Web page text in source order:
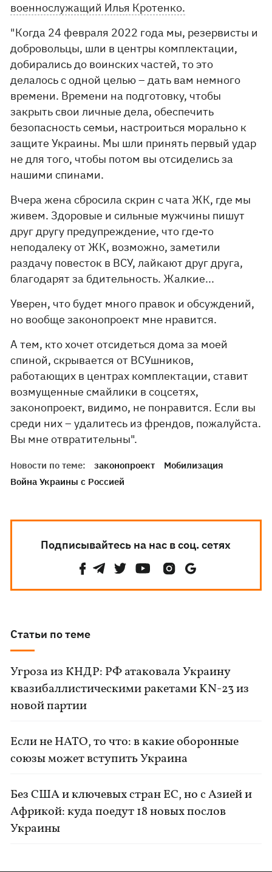
военнослужащий Илья Кротенко.
"Когда 24 февраля 2022 года мы, резервисты и
добровольцы, шли в центры комплектации,
добирались до воинских частей, то это
делалось с одной целью – дать вам немного
времени. Времени на подготовку, чтобы
закрыть свои личные дела, обеспечить
безопасность семьи, настроиться морально к
защите Украины. Мы шли принять первый удар
не для того, чтобы потом вы отсиделись за
нашими спинами.
Вчера жена сбросила скрин с чата ЖК, где мы
живем. Здоровые и сильные мужчины пишут
друг другу предупреждение, что где-то
неподалеку от ЖК, возможно, заметили
раздачу повесток в ВСУ, лайкают друг друга,
благодарят за бдительность. Жалкие...
Уверен, что будет много правок и обсуждений,
но вообще законопроект мне нравится.
А тем, кто хочет отсидеться дома за моей
спиной, скрывается от ВСУшников,
работающих в центрах комплектации, ставит
возмущенные смайлики в соцсетях,
законопроект, видимо, не понравится. Если вы
среди них – удалитесь из френдов, пожалуйста.
Вы мне отвратительны".
Новости по теме: законопроект
Мобилизация
Война Украины с Россией
Подписывайтесь на нас в соц. сетях
Статьи по теме
Угроза из КНДР: РФ атаковала Украину
квазибаллистическими ракетами KN-23 из
новой партии
Если не НАТО, то что: в какие оборонные
союзы может вступить Украина
Без США и ключевых стран ЕС, но с Азией и
Африкой: куда поедут 18 новых послов
Украины